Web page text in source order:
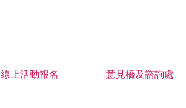
線上活動報名 意見橋及諮詢處